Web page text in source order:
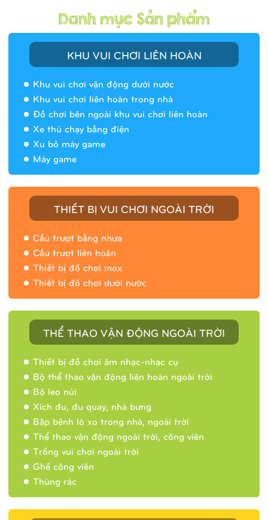
KHU VUI CHƠI LIÊN HOÀN
Khu vui chơi vận động dưới nước
Khu vui chơi liên hoàn trong nhà
Đồ chơi bên ngoài khu vui chơi liên hoàn
Xe thú chạy bằng điện
Xu bỏ máy game
Máy game
THIẾT BỊ VUI CHƠI NGOÀI TRỜI
Cầu trượt bằng nhựa
Cầu trượt liên hoàn
Thiết bị đồ chơi inox
Thiết bị đồ chơi dưới nước
THỂ THAO VẬN ĐỘNG NGOÀI TRỜI
Thiết bị đồ chơi âm nhạc-nhạc cụ
Bộ thể thao vận động liên hoàn ngoài trời
Bộ leo núi
Xích đu, đu quay, nhà bưng
Bập bênh lò xo trong nhà, ngoài trời
Thể thao vận động ngoài trời, công viên
Trống vui chơi ngoài trời
Ghế công viên
Thùng rác